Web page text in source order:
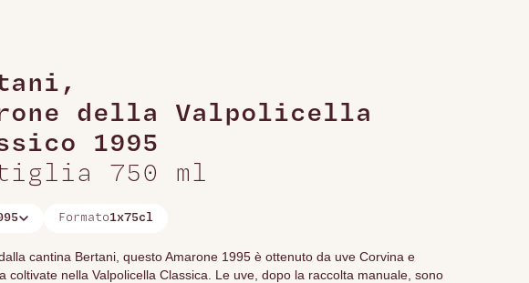
,
della Valpolicella
1995
750 ml
Formato1x75cl
cantina Bertani, questo Amarone 1995 è ottenuto da uve Corvina e
coltivate nella Valpolicella Classica. Le uve, dopo la raccolta manuale, sono